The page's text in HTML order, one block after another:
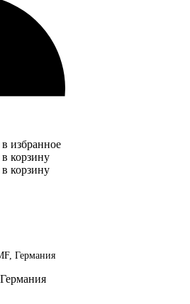
избранное
корзину
корзину
Германия